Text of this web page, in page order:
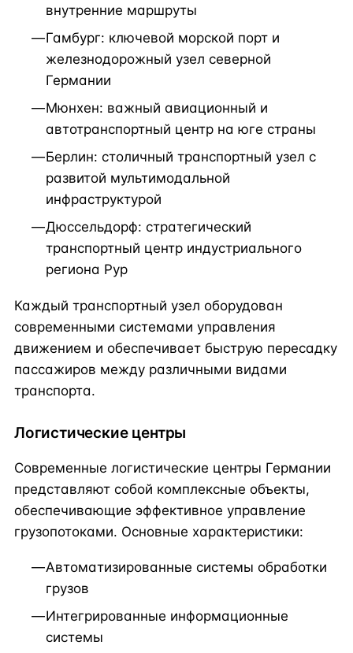
внутренние маршруты
Гамбург: ключевой морской порт и
железнодорожный узел северной
Германии
Мюнхен: важный авиационный и
автотранспортный центр на юге страны
Берлин: столичный транспортный узел с
развитой мультимодальной
инфраструктурой
Дюссельдорф: стратегический
транспортный центр индустриального
региона Рур
Каждый транспортный узел оборудован
современными системами управления
движением и обеспечивает быструю пересадку
пассажиров между различными видами
транспорта.
Логистические центры
Современные логистические центры Германии
представляют собой комплексные объекты,
обеспечивающие эффективное управление
грузопотоками. Основные характеристики:
Автоматизированные системы обработки
грузов
Интегрированные информационные
системы